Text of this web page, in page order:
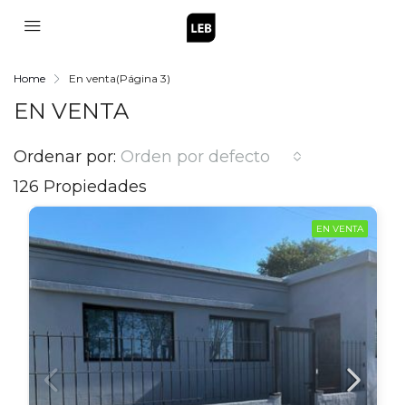
Home En venta(Página 3)
EN VENTA
126 Propiedades
Ordenar por: Orden por defecto
EN VENTA